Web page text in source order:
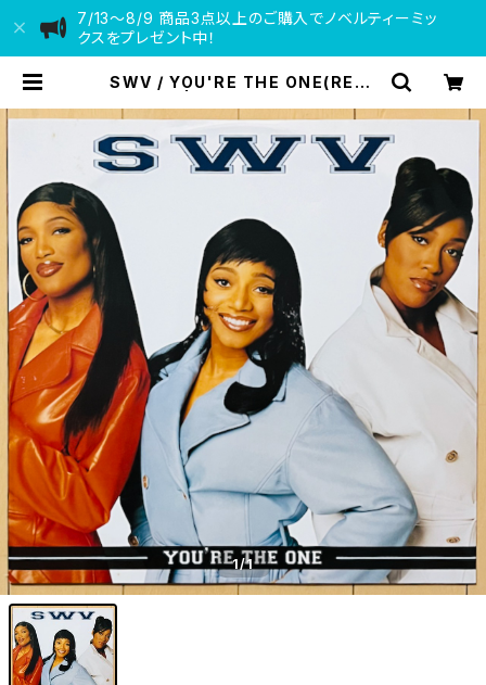
7/13〜8/9 商品3点以上のご購入でノベルティーミッ
クスをプレゼント中！
SWV / YOU'RE THE ONE(REMI
1/1